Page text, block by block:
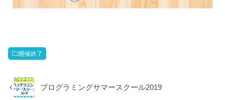
開催終了
プログラミングサマースクール2019